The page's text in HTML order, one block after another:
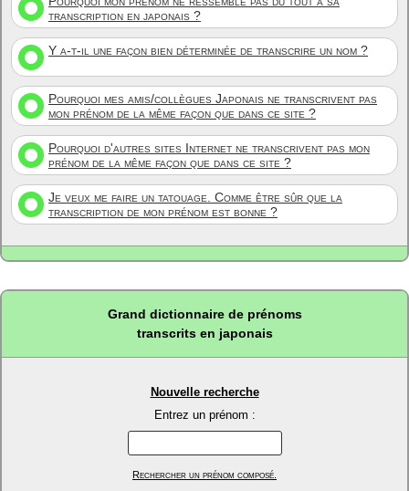
transcription en japonais ?
Y a-t-il une façon bien déterminée de transcrire un nom ?
Pourquoi mes amis/collègues Japonais ne transcrivent pas
mon prénom de la même façon que dans ce site ?
Pourquoi d'autres sites Internet ne transcrivent pas mon
prénom de la même façon que dans ce site ?
Je veux me faire un tatouage. Comme être sûr que la
transcription de mon prénom est bonne ?
Grand dictionnaire de prénoms
transcrits en japonais
Nouvelle recherche
Entrez un prénom :
Rechercher un prénom composé.